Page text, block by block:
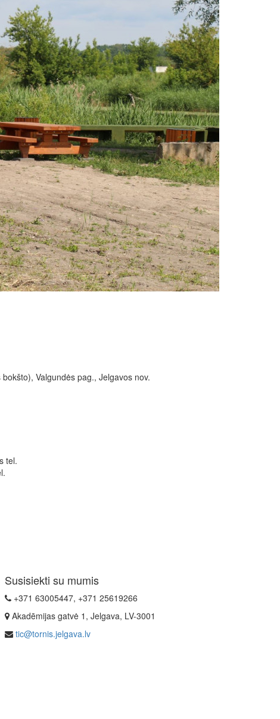
Valgundės pag., Jelgavos nov.
tel.
Susisiekti su mumis
+371 63005447, +371 25619266
Akadēmijas gatvė 1, Jelgava, LV-3001
tic@tornis.jelgava.lv